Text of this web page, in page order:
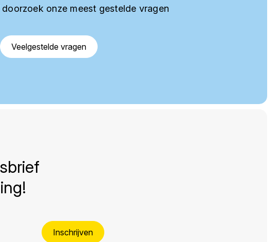
onze meest gestelde vragen
Veelgestelde vragen
Inschrijven